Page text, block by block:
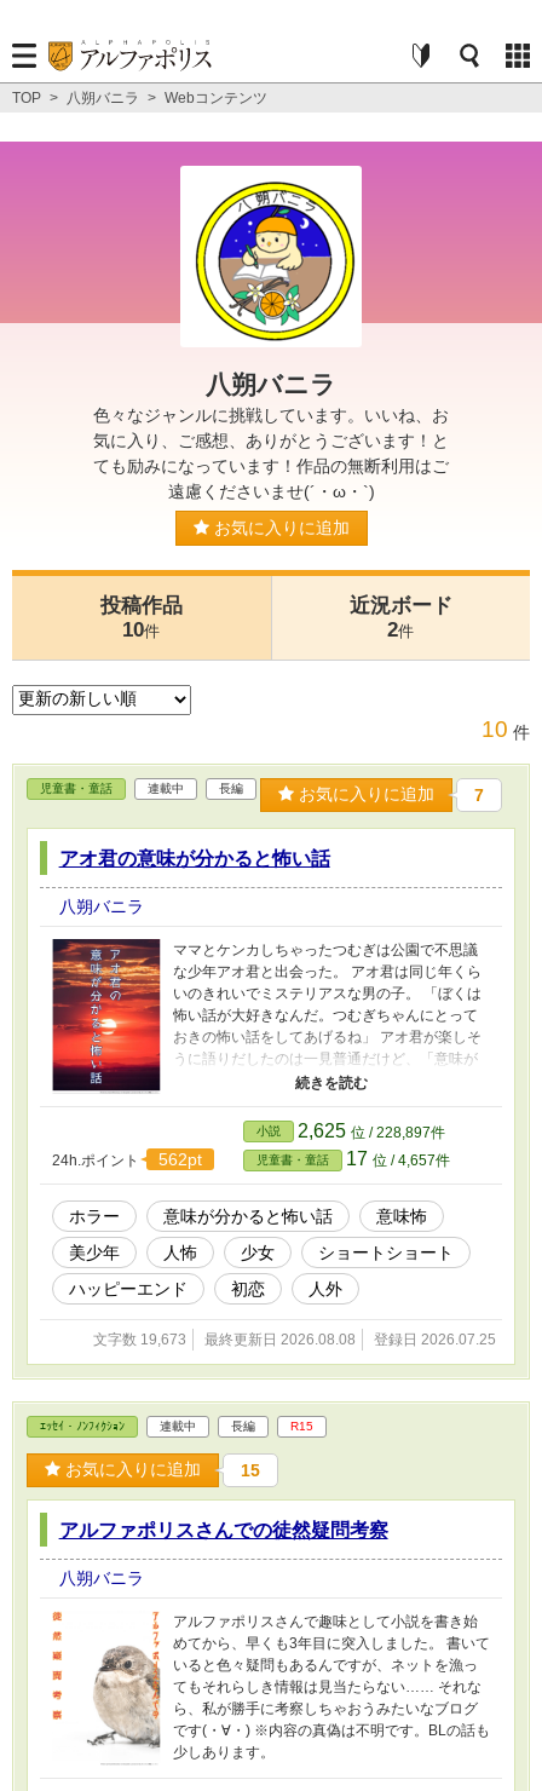
TOP > 八朔バニラ > Webコンテンツ
八朔バニラ
色々なジャンルに挑戦しています。いいね、お
気に入り、ご感想、ありがとうございます！と
ても励みになっています！作品の無断利用はご
遠慮くださいませ(´・ω・`)
お気に入りに追加
投稿作品
10件
近況ボード
2件
10 件
児童書・童話 連載中 長編 お気に入りに追加 7
アオ君の意味が分かると怖い話
八朔バニラ
ママとケンカしちゃったつむぎは公園で不思議
な少年アオ君と出会った。 アオ君は同じ年くら
いのきれいでミステリアスな男の子。 「ぼくは
怖い話が大好きなんだ。つむぎちゃんにとって
おきの怖い話をしてあげるね」 アオ君が楽しそ
うに語りだしたのは一見普通だけど、「意味が
分かると怖い話」だった。 小学校高学年のお子
ホラー形式で楽しく自然に学べます。
24h.ポイント 562pt
小説 2,625 位 / 228,897件
児童書・童話 17 位 / 4,657件
ホラー 意味が分かると怖い話
意味怖
美少年
人怖 少女
ショートショート
ハッピーエンド
初恋 人外
文字数 19,673 最終更新日 2026.08.08 登録日 2026.07.25
ｴｯｾｲ・ﾉﾝﾌｨｸｼｮﾝ 連載中 長編 R15
お気に入りに追加 15
アルファポリスさんでの徒然疑問考察
八朔バニラ
アルファポリスさんで趣味として小説を書き始
めてから、早くも3年目に突入しました。 書いて
いると色々疑問もあるんですが、ネットを漁っ
てもそれらしき情報は見当たらない…… それな
ら、私が勝手に考察しちゃおうみたいなブログ
です(・∀・) ※内容の真偽は不明です。BLの話も
少しあります。